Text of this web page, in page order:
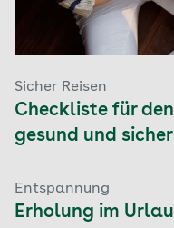
Sicher Reisen
Checkliste für
gesund und sicher
Entspannung
Erholung im